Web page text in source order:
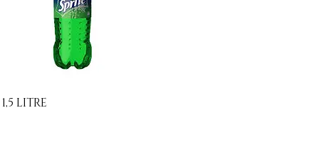
Aperçu rapide
LITRE